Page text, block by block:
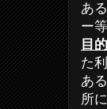
あ
ー
目
た
あ
所